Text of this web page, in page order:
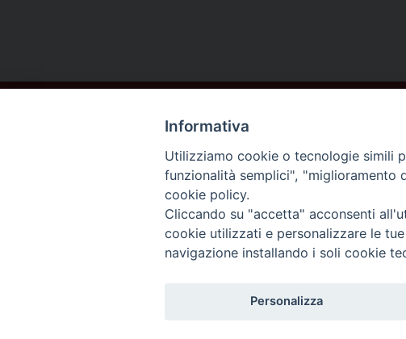
DIOCESI DI
AREZZO
SANSEPOLCRO
Informativa
Utilizziamo cookie o tecnologie simili
funzionalità semplici", "miglioramento
cookie policy.
Cliccando su "accetta" acconsenti
cookie utilizzati e personalizzare le
navigazione installando i soli cookie
Personalizza